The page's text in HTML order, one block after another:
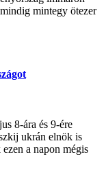
mintegy ötezer
8-ára és 9-ére
ukrán elnök is
a napon mégis